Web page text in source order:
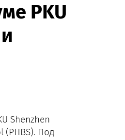
PKU
Shenzhen
(PHBS). Под